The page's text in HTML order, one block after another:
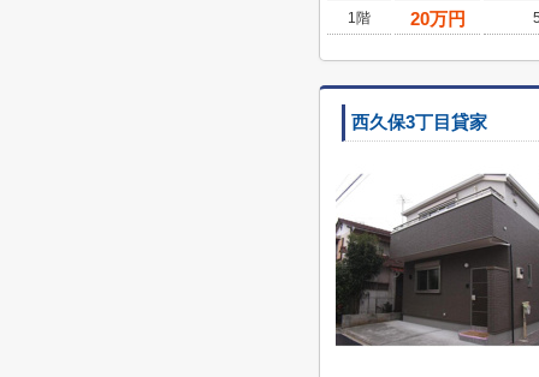
1階
20万円
西久保3丁目貸家